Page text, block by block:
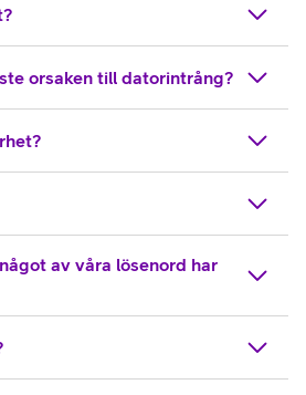
orsaken till datorintrång?
av våra lösenord har